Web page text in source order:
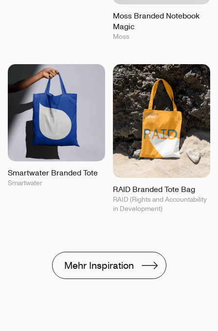
Moss Branded Notebook
Magic
Moss
Smartwater Branded Tote
Smartwater
RAID Branded Tote Bag
RAID (Rights and Accountability
in Development)
Mehr Inspiration